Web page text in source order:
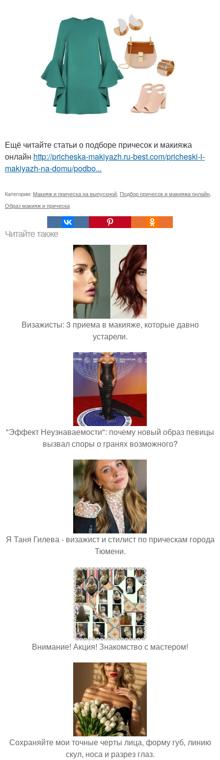
Ещё читайте статьи о подборе причесок и макияжа
онлайн http://pricheska-makiyazh.ru-best.com/pricheski-i-
makiyazh-na-domu/podbo...
Категории: Макияж и прическа на выпускной Подбор причесок и макияжа онлайн
Образ макияж и прическа
Читайте также
Визажисты: 3 приема в макияже, которые давно
устарели.
"Эффект Неузнаваемости": почему новый образ певицы
вызвал споры о гранях возможного?
Я Таня Гилева - визажист и стилист по прическам города
Тюмени.
Внимание! Акция! Знакомство с мастером!
Сохраняйте мои точные черты лица, форму губ, линию
скул, носа и разрез глаз.